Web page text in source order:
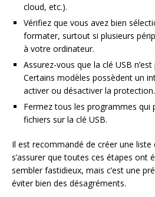
cloud, etc.).
Vérifiez que vous avez bien
formater, surtout si plusieurs
à votre ordinateur.
Assurez-vous que la clé USB
Certains modèles possèdent un
activer ou désactiver la protection.
Fermez tous les programmes qui
fichiers sur la clé USB.
Il est recommandé de créer une
s’assurer que toutes ces étapes ont
sembler fastidieux, mais c’est une
éviter bien des désagréments.